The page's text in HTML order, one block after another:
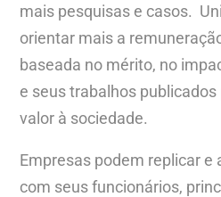
mais pesquisas e casos.
orientar mais a
baseada no mérito, no
e seus trabalhos
valor à sociedade.
Empresas podem replicar e
com seus funcionários,